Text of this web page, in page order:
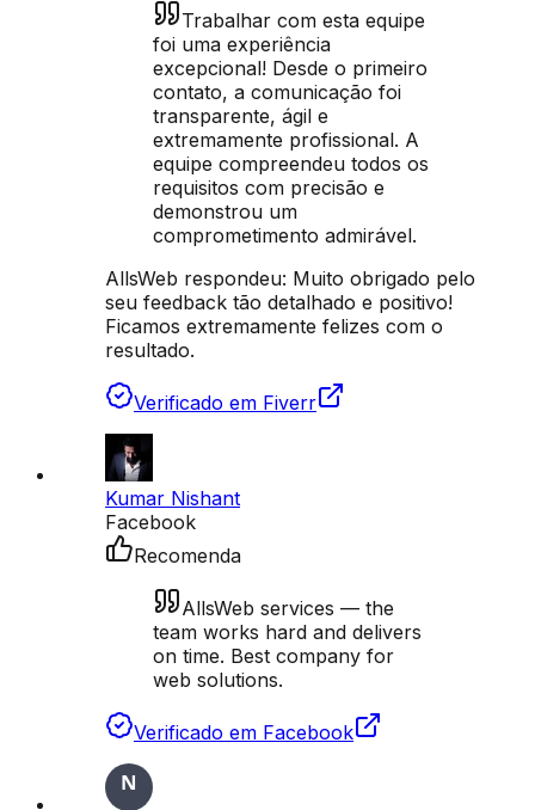
Trabalhar com esta equipe
foi uma experiência
excepcional! Desde o primeiro
contato, a comunicação foi
transparente, ágil e
extremamente profissional. A
equipe compreendeu todos os
requisitos com precisão e
demonstrou um
comprometimento admirável.
AllsWeb respondeu: Muito obrigado pelo
seu feedback tão detalhado e positivo!
Ficamos extremamente felizes com o
resultado.
Verificado em Fiverr
Kumar Nishant
Facebook
Recomenda
AllsWeb services — the
team works hard and delivers
on time. Best company for
web solutions.
Verificado em Facebook